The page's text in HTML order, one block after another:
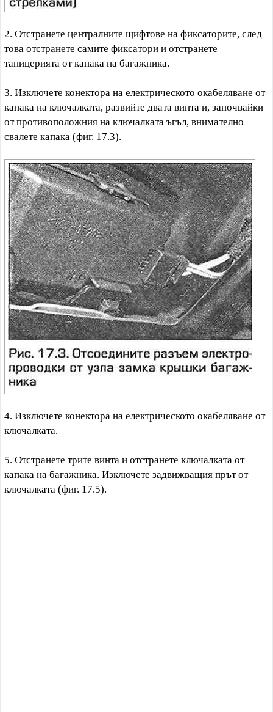
2. Отстранете централните щифтове на фиксаторите, след
това отстранете самите фиксатори и отстранете
тапицерията от капака на багажника.
3. Изключете конектора на електрическото окабеляване от
капака на ключалката, развийте двата винта и, започвайки
от противоположния на ключалката ъгъл, внимателно
свалете капака (фиг. 17.3).
4. Изключете конектора на електрическото окабеляване от
ключалката.
5. Отстранете трите винта и отстранете ключалката от
капака на багажника. Изключете задвижващия прът от
ключалката (фиг. 17.5).